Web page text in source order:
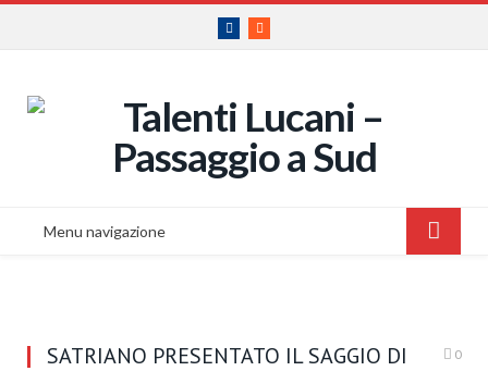
Facebook
RSS
Menu navigazione
SATRIANO PRESENTATO IL SAGGIO DI
0